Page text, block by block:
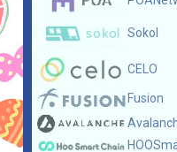
Sokol
CELO
Fusion